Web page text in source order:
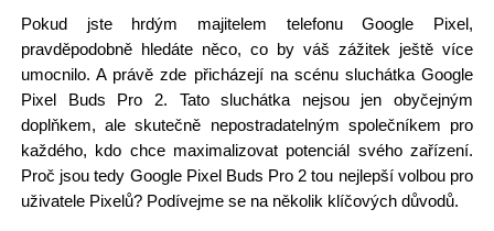
Pokud jste hrdým majitelem telefonu Google Pixel,
pravděpodobně hledáte něco, co by váš zážitek ještě více
umocnilo. A právě zde přicházejí na scénu sluchátka Google
Pixel Buds Pro 2. Tato sluchátka nejsou jen obyčejným
doplňkem, ale skutečně nepostradatelným společníkem pro
každého, kdo chce maximalizovat potenciál svého zařízení.
Proč jsou tedy Google Pixel Buds Pro 2 tou nejlepší volbou pro
uživatele Pixelů? Podívejme se na několik klíčových důvodů.